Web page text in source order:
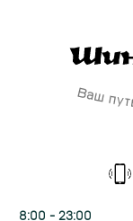
8:00 - 23:00